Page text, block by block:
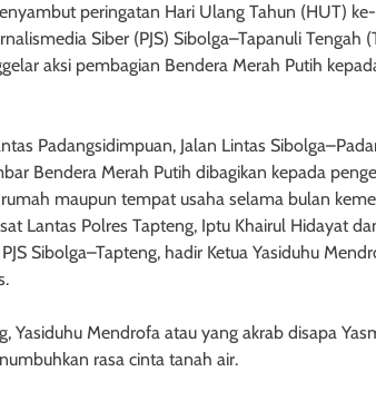
peringatan Hari Ulang Tahun (HUT)
Siber (PJS) Sibolga–Tapanuli Tengah
aksi pembagian Bendera Merah Putih
Padangsidimpuan, Jalan Lintas
Bendera Merah Putih dibagikan kepada
maupun tempat usaha selama bulan
Lantas Polres Tapteng, Iptu Khairul Hidayat
Sibolga–Tapteng, hadir Ketua Yasiduhu
Yasiduhu Mendrofa atau yang akrab disapa
rasa cinta tanah air.